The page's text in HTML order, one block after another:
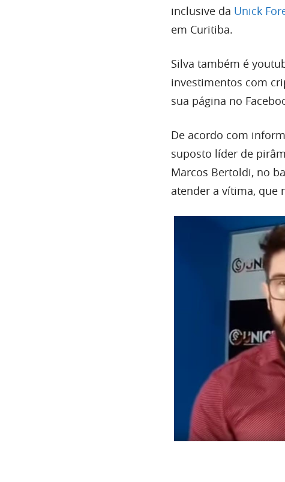
inclusive da Unick
em Curitiba.
Silva também é
investimentos com
sua página no
De acordo com
suposto líder de
Marcos Bertoldi, no
atender a vítima, que